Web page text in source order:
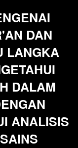
DAN
LANGKA
DALAM
ANALISIS